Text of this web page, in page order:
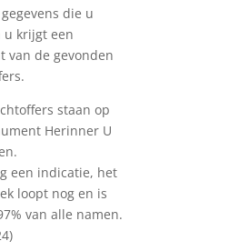
die u
u krijgt een
van de gevonden
staan op
Herinner U
.
een indicatie, het
loopt nog en is
van alle namen.